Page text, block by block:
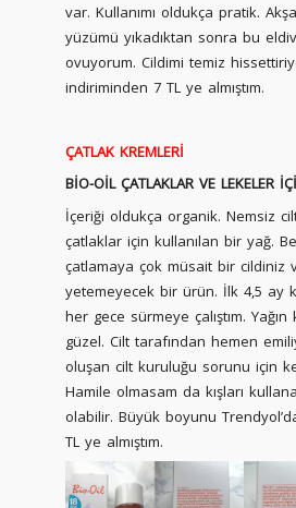
var. Kullanımı oldukça pratik.
yüzümü yıkadıktan sonra bu
ovuyorum. Cildimi temiz
indiriminden 7 TL ye almıştım.
ÇATLAK KREMLERİ
BİO-OİL ÇATLAKLAR VE LEKELER
İçeriği oldukça organik. Nemsiz
çatlaklar için kullanılan bir yağ.
çatlamaya çok müsait bir cildiniz
yetemeyecek bir ürün. İlk 4,5 ay
her gece sürmeye çalıştım.
güzel. Cilt tarafından hemen
oluşan cilt kuruluğu sorunu için
Hamile olmasam da kışları
olabilir. Büyük boyunu
TL ye almıştım.